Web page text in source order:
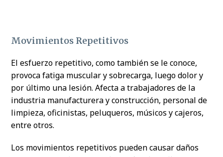
Movimientos Repetitivos
El esfuerzo repetitivo, como también se le conoce,
provoca fatiga muscular y sobrecarga, luego dolor y
por último una lesión. Afecta a trabajadores de la
industria manufacturera y construcción, personal de
limpieza, oficinistas, peluqueros, músicos y cajeros,
entre otros.
Los movimientos repetitivos pueden causar daños